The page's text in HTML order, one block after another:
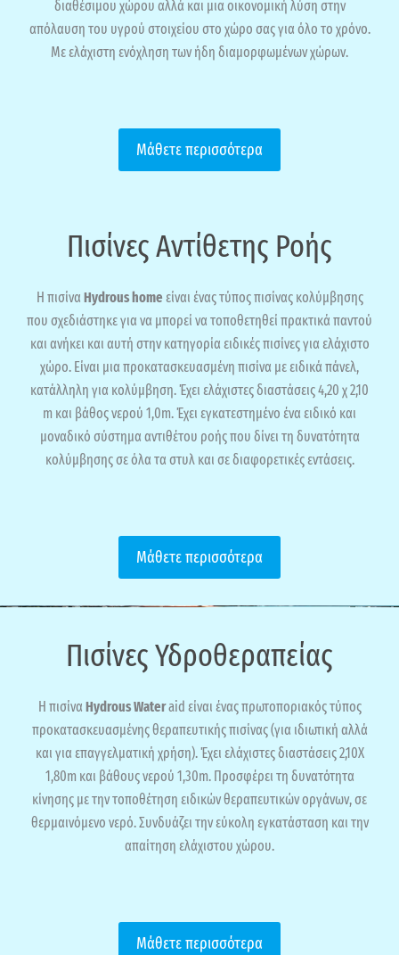
διαθέσιμου χώρου αλλά και μια οικονομική λύση στην
απόλαυση του υγρού στοιχείου στο χώρο σας για όλο το χρόνο.
Με ελάχιστη ενόχληση των ήδη διαμορφωμένων χώρων.
Μάθετε περισσότερα
Πισίνες Αντίθετης Ροής
Η πισίνα Hydrous home είναι ένας τύπος πισίνας κολύμβησης
που σχεδιάστηκε για να μπορεί να τοποθετηθεί πρακτικά παντού
και ανήκει και αυτή στην κατηγορία ειδικές πισίνες για ελάχιστο
χώρο. Είναι μια προκατασκευασμένη πισίνα με ειδικά πάνελ,
κατάλληλη για κολύμβηση. Έχει ελάχιστες διαστάσεις 4,20 χ 2,10
m και βάθος νερού 1,0m. Έχει εγκατεστημένο ένα ειδικό και
μοναδικό σύστημα αντιθέτου ροής που δίνει τη δυνατότητα
κολύμβησης σε όλα τα στυλ και σε διαφορετικές εντάσεις.
Μάθετε περισσότερα
Πισίνες Υδροθεραπείας
Η πισίνα Hydrous Wateraid είναι ένας πρωτοποριακός τύπος
προκατασκευασμένης θεραπευτικής πισίνας (για ιδιωτική αλλά
και για επαγγελματική χρήση). Έχει ελάχιστες διαστάσεις 2,10Χ
1,80m και βάθους νερού 1,30m. Προσφέρει τη δυνατότητα
κίνησης με την τοποθέτηση ειδικών θεραπευτικών οργάνων, σε
θερμαινόμενο νερό. Συνδυάζει την εύκολη εγκατάσταση και την
απαίτηση ελάχιστου χώρου.
Μάθετε περισσότερα